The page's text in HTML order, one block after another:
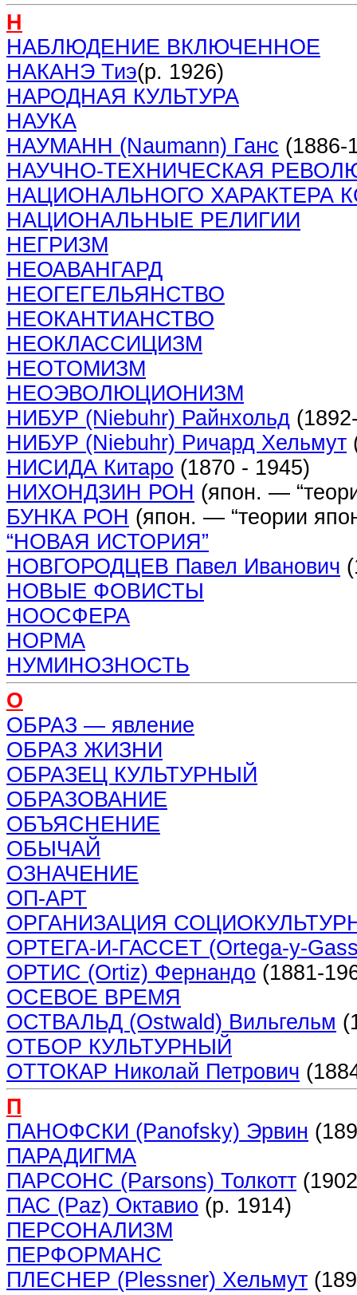
Н
НАБЛЮДЕНИЕ ВКЛЮЧЕННОЕ
НАКАНЭ Тиэ(р. 1926)
НАРОДНАЯ КУЛЬТУРА
НАУКА
НАУМАНН (Naumann) Ганс (1886-
НАУЧНО-ТЕХНИЧЕСКАЯ
НАЦИОНАЛЬНОГО ХАРАКТЕРА
НАЦИОНАЛЬНЫЕ РЕЛИГИИ
НЕГРИЗМ
НЕОАВАНГАРД
НЕОГЕГЕЛЬЯНСТВО
НЕОКАНТИАНСТВО
НЕОКЛАССИЦИЗМ
НЕОТОМИЗМ
НЕОЭВОЛЮЦИОНИЗМ
НИБУР (Niebuhr) Райнхольд
НИБУР (Niebuhr) Ричард Хельмут
НИСИДА Китаро (1870 - 1945)
НИХОНДЗИН РОН (япон. —
БУНКА РОН (япон. — “теории
“НОВАЯ ИСТОРИЯ”
НОВГОРОДЦЕВ Павел Иванович
НОВЫЕ ФОВИСТЫ
НООСФЕРА
НОРМА
НУМИНОЗНОСТЬ
О
ОБРАЗ — явление
ОБРАЗ ЖИЗНИ
ОБРАЗЕЦ КУЛЬТУРНЫЙ
ОБРАЗОВАНИЕ
ОБЪЯСНЕНИЕ
ОБЫЧАЙ
ОЗНАЧЕНИЕ
ОП-АРТ
ОРГАНИЗАЦИЯ
ОРТЕГА-И-ГАССЕТ (Ortega-y-
ОРТИС (Ortiz) Фернандо (1881-
ОСЕВОЕ ВРЕМЯ
ОСТВАЛЬД (Ostwald) Вильгельм
ОТБОР КУЛЬТУРНЫЙ
ОТТОКАР Николай Петрович
П
ПАНОФСКИ (Panofsky) Эрвин
ПАРАДИГМА
ПАРСОНС (Parsons) Толкотт
ПАС (Paz) Октавио (р. 1914)
ПЕРСОНАЛИЗМ
ПЕРФОРМАНС
ПЛЕСНЕР (Plessner) Хельмут